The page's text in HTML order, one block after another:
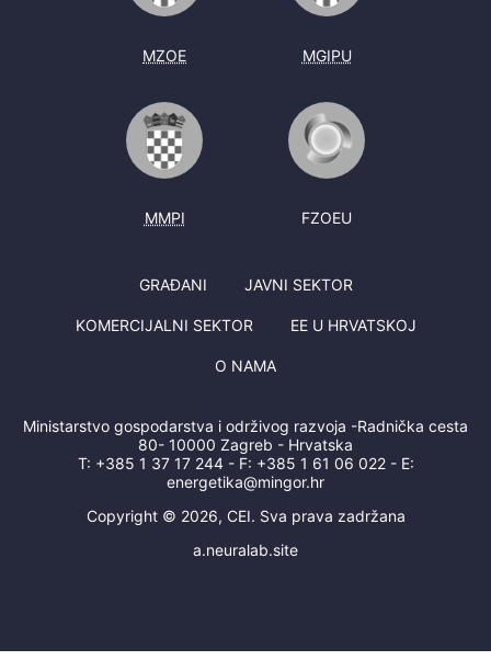
MZOE MGIPU
MMPI FZOEU
GRAĐANI JAVNI SEKTOR
KOMERCIJALNI SEKTOR EE U HRVATSKOJ
O NAMA
Ministarstvo gospodarstva i održivog razvoja -Radnička cesta
80- 10000 Zagreb - Hrvatska
T: +385 1 37 17 244- F: +385 1 61 06 022- E:
energetika@mingor.hr
Copyright © 2026, CEI. Sva prava zadržana
a.neuralab.site